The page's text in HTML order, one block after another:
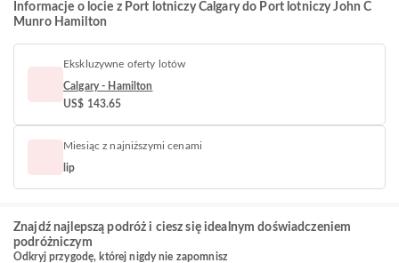
Informacje o locie z Port lotniczy Calgary do Port lotniczy John C
Munro Hamilton
Ekskluzywne oferty lotów
Calgary - Hamilton
US$ 143.65
Miesiąc z najniższymi cenami
lip
Znajdź najlepszą podróż i ciesz się idealnym doświadczeniem
podróżniczym
Odkryj przygodę, której nigdy nie zapomnisz